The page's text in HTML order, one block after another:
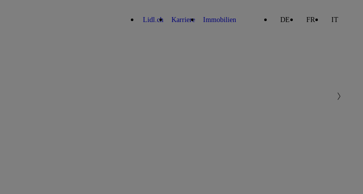
Lidl.ch Karriere Immobilien DE FR IT